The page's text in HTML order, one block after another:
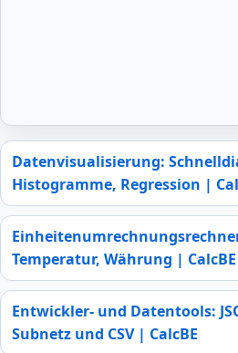
Datenvisualisierung:
Histogramme, Regression |
Temperatur, Währung | CalcBE
Entwickler- und Datentools:
Subnetz und CSV | CalcBE